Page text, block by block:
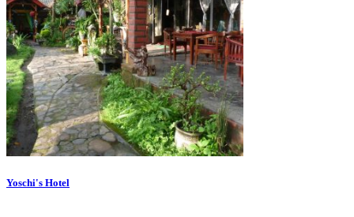
Yoschi's Hotel